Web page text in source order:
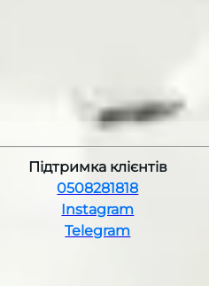
Підтримка клієнтів
0508281818
Instagram
Telegram